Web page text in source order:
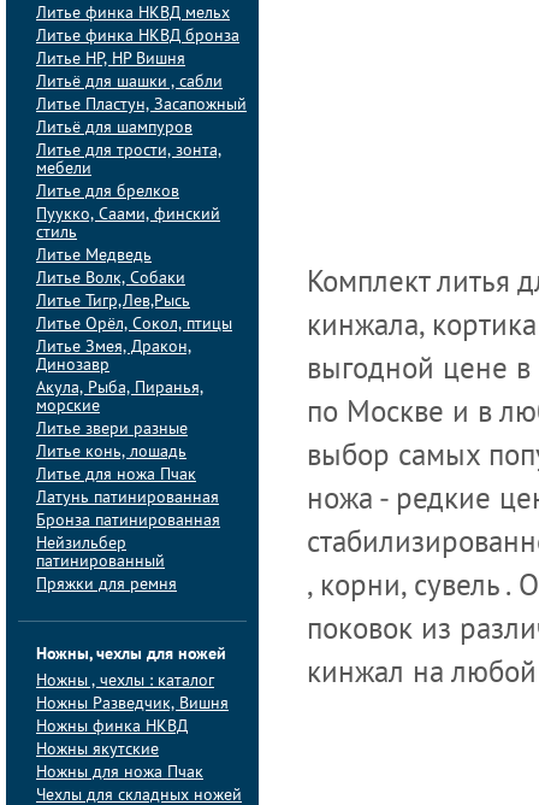
Литье финка НКВД мельх
Литье финка НКВД бронза
Литье НР, НР Вишня
Литьё для шашки , сабли
Литье Пластун, Засапожный
Литьё для шампуров
Литье для трости, зонта,
мебели
Литье для брелков
Пуукко, Саами, финский
стиль
Литье Медведь
Литье Волк, Собаки
Литье Тигр,Лев,Рысь
Литье Орёл, Сокол, птицы
Литье Змея, Дракон,
Динозавр
Акула, Рыба, Пиранья,
морские
Литье звери разные
Литье конь, лошадь
Литье для ножа Пчак
Латунь патинированная
Бронза патинированная
Нейзильбер
патинированный
Пряжки для ремня
Ножны, чехлы для ножей
Ножны , чехлы : каталог
Ножны Разведчик, Вишня
Ножны финка НКВД
Ножны якутские
Ножны для ножа Пчак
Чехлы для складных ножей
Комплект литья
кинжала,
выгодной цене в
по Москве и в
выбор самых
ножа - редкие
, корни, сувель .
поковок из
кинжал на